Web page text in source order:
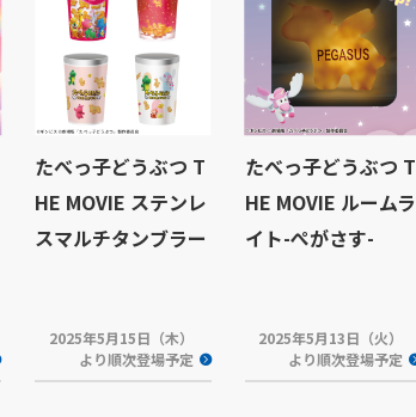
たべっ子どうぶつ T
HE MOVIE ステンレ
スマルチタンブラー
2025年5月15日（木）
より順次登場予定
たべっ子どうぶつ T
HE MOVIE ルームラ
イト-ぺがさす-
2025年5月13日（火）
より順次登場予定